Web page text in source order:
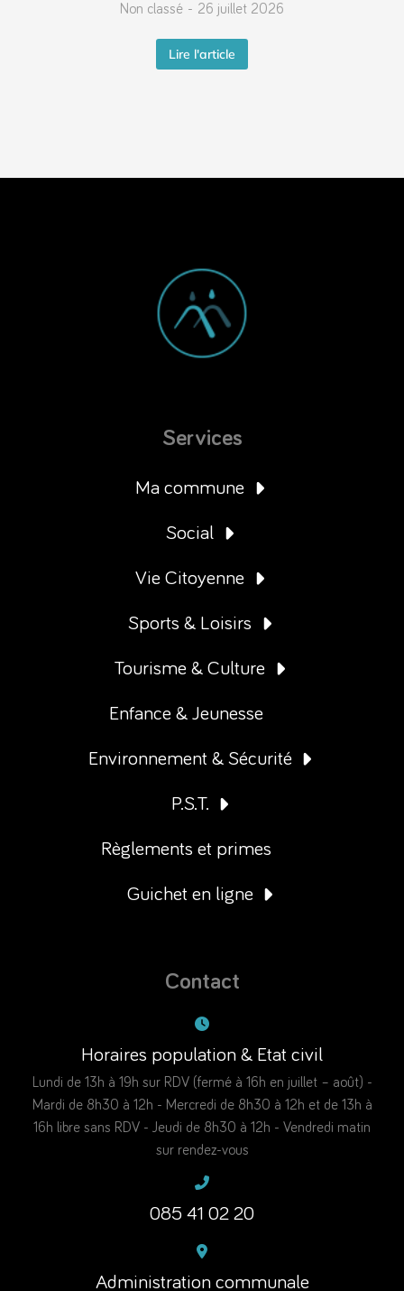
Non classé 26 juillet 2026
Lire l'article
Services
Ma commune
Social
Vie Citoyenne
Sports & Loisirs
Tourisme & Culture
Enfance & Jeunesse
Environnement & Sécurité
P.S.T.
Règlements et primes
Guichet en ligne
Contact
Horaires population & Etat civil
Lundi de 13h à 19h sur RDV (fermé à 16h en juillet – août) -
Mardi de 8h30 à 12h - Mercredi de 8h30 à 12h et de 13h à
16h libre sans RDV - Jeudi de 8h30 à 12h - Vendredi matin
sur rendez-vous
085 41 02 20
Administration communale